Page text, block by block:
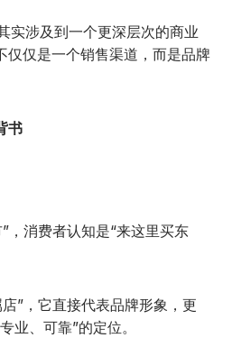
涉及到一个更深层次的商业
仅仅是一个销售渠道，而是品牌
书
消费者认知是“来这里买东
，它直接代表品牌形象，更
业、可靠”的定位。